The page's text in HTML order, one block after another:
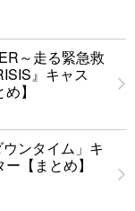
～走る緊急救
』キャス
】
ンタイム」キ
【まとめ】